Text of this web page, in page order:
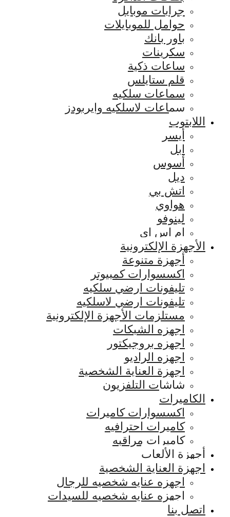
جرابات موبايل
حوامل للموبايلات
باور بانك
سكرينات
ساعات ذكية
قلم ستايلس
سماعات سلكيه
سماعات لاسلكيه وايربودز
اللابتوب
أيسر
ابل
أسوس
ديل
اتش بي
هواوي
لينوفو
ام اس اي
الأجهزة الإلكترونية
أجهزة متنوعة
اكسسوارات كمبيوتر
تليفونات ارضي سلكيه
تليفونات ارضي لاسلكيه
مستلزمات الأجهزة الإلكترونية
اجهزه الشبكات
اجهزه بروجيكتور
اجهزه الراديو
اجهزة العناية الشخصية
شاشات التلفزيون
الكاميرات
اكسسوارات كاميرات
كاميرات احترافيه
كاميرات مراقبه
أجهزة الألعاب
اجهزة العناية الشخصية
اجهزه عنايه شخصيه للرجال
اجهزه عنايه شخصيه للسيدات
اتصل بنا